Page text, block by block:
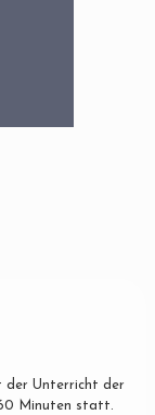
der Unterricht der
Minuten statt.